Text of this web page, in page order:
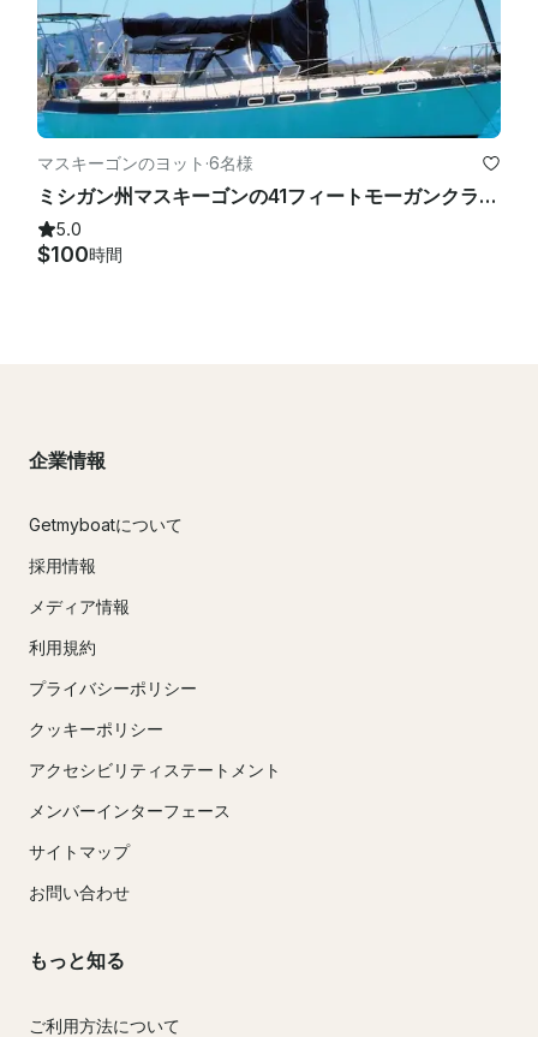
マスキーゴンのヨット ·6名様
ミシガン州マスキーゴンの41フィートモーガンクラシックスループ!!!
5.0
$100時間
企業情報
Getmyboatについて
採用情報
メディア情報
利用規約
プライバシーポリシー
クッキーポリシー
アクセシビリティステートメント
メンバーインターフェース
サイトマップ
お問い合わせ
もっと知る
ご利用方法について